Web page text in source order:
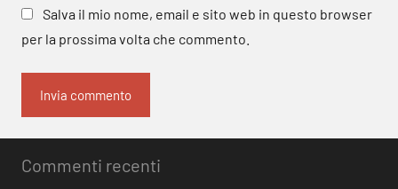
Salva il mio nome, email e sito web in questo browser
per la prossima volta che commento.
Commenti recenti